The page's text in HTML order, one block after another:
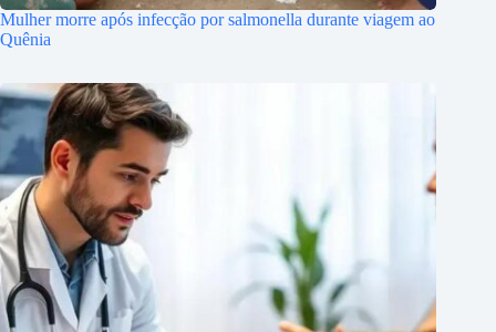
Mulher morre após infecção por salmonella durante viagem ao
Quênia